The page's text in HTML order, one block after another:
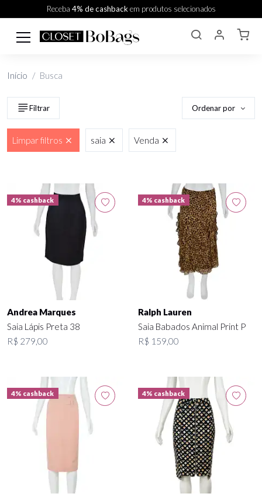
Receba 4% de cashbackem produtos selecionados
Início Busca
Filtrar Ordenar por
Limpar filtros saia Venda
4% cashback
Andrea Marques
Saia Lápis Preta 38
R$ 279,00
4% cashback
Ralph Lauren
Saia Babados Animal Print P
R$ 159,00
4% cashback 4% cashback